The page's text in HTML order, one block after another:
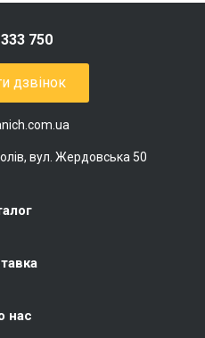
750
дзвінок
вул. Жердовська 50
нас